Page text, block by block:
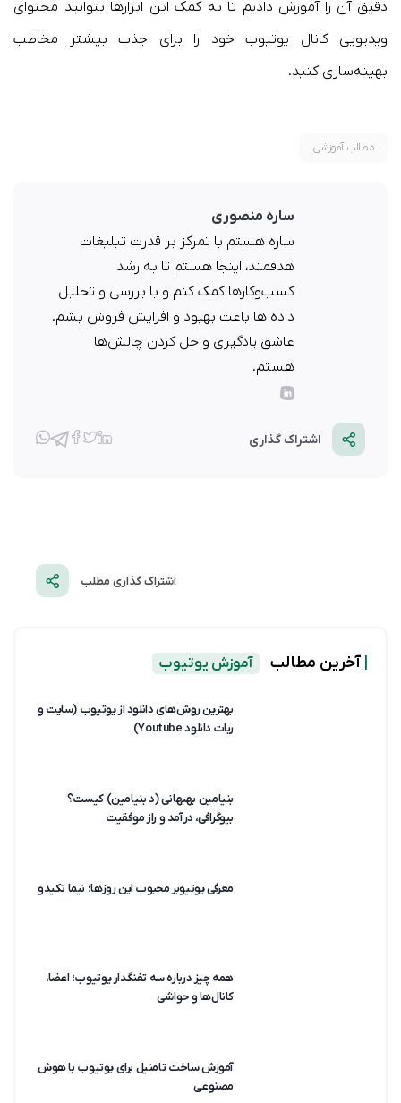
دقیق آن را آموزش دادیم تا به کمک این ابزارها بتوانید محتوای
ویدیویی کانال یوتیوب خود را برای جذب بیشتر مخاطب
بهینه‌سازی کنید.
مطالب آموزشی
ساره منصوری
ساره هستم با تمرکز بر قدرت تبلیغات
هدفمند، اینجا هستم تا به رشد
کسب‌وکارها کمک کنم و با بررسی و تحلیل
داده ها باعث بهبود و افزایش فروش بشم.
عاشق یادگیری و حل کردن چالش‌ها
هستم.
اشتراک گذاری
اشتراک گذاری مطلب
آخرین مطالب آموزش یوتیوب
بهترین روش‌های دانلود از یوتیوب (سایت و
ربات دانلود Youtube)
بنیامین بهبهانی (د بنیامین) کیست؟
بیوگرافی، درآمد و راز موفقیت
معرفی یوتیوبر محبوب این روزها؛ نیما تکیدو
همه چیز درباره سه تفنگدار یوتیوب؛ اعضا،
کانال‌ها و حواشی
آموزش ساخت تامنیل برای یوتیوب با هوش
مصنوعی